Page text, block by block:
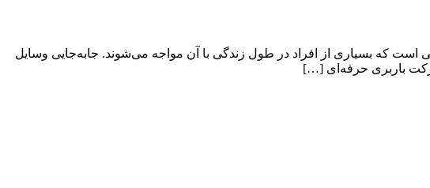
است که بسیاری از افراد در طول زندگی با آن مواجه می‌شوند. جابه‌جایی وسایل
باربری حرفه‌ای […]